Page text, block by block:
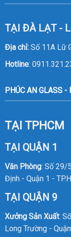
TẠI ĐÀ LẠT -
Địa chỉ:Số 11A Lữ
Hotline:
PHÚC AN GLASS -
TẠI TPHCM
TẠI QUẬN 1
Văn Phòng: Số 29/
Định - Quận 1 -
TẠI QUẬN 9
Xưởng Sản Xuất:
Long Trường -